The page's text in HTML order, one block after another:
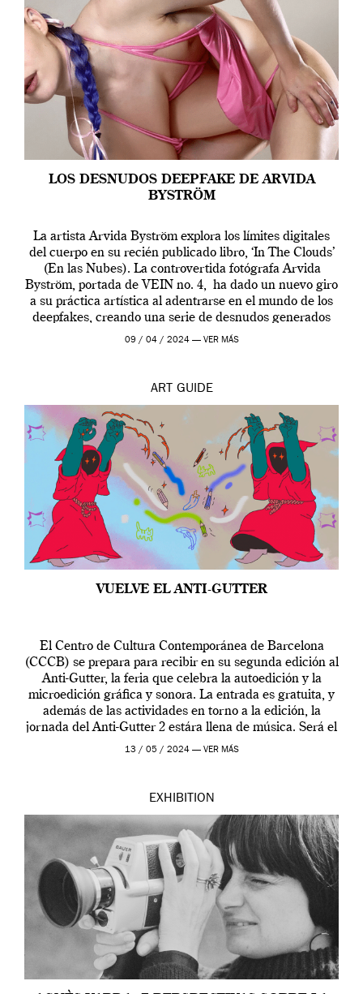
LOS DESNUDOS DEEPFAKE DE ARVIDA
BYSTRÖM
La artista Arvida Byström explora los límites digitales
del cuerpo en su recién publicado libro, ‘In The Clouds’
(En las Nubes). La controvertida fotógrafa Arvida
Byström, portada de VEIN no. 4, ha dado un nuevo giro
a su práctica artística al adentrarse en el mundo de los
deepfakes, creando una serie de desnudos generados
por […]
09 / 04 / 2024 — VER MÁS
ART GUIDE
VUELVE EL ANTI-GUTTER
El Centro de Cultura Contemporánea de Barcelona
(CCCB) se prepara para recibir en su segunda edición al
Anti-Gutter, la feria que celebra la autoedición y la
microedición gráfica y sonora. La entrada es gratuita, y
además de las actividades en torno a la edición, la
jornada del Anti-Gutter 2 estára llena de música. Será el
[…]
13 / 05 / 2024 — VER MÁS
EXHIBITION